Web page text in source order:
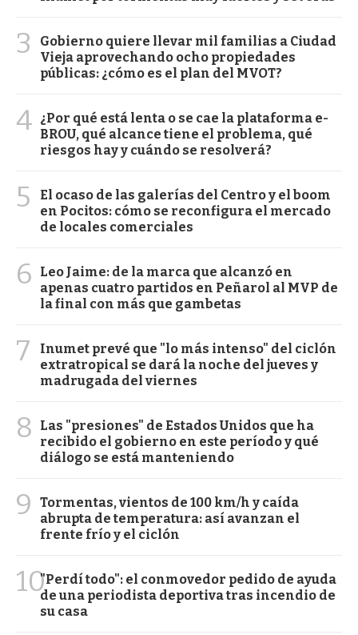
3
Gobierno quiere llevar mil familias a Ciudad
Vieja aprovechando ocho propiedades
públicas: ¿cómo es el plan del MVOT?
4 ¿Por qué está lenta o se cae la plataforma e-
BROU, qué alcance tiene el problema, qué
riesgos hay y cuándo se resolverá?
5
El ocaso de las galerías del Centro y el boom
en Pocitos: cómo se reconfigura el mercado
de locales comerciales
6
Leo Jaime: de la marca que alcanzó en
apenas cuatro partidos en Peñarol al MVP de
la final con más que gambetas
7
Inumet prevé que "lo más intenso" del ciclón
extratropical se dará la noche del jueves y
madrugada del viernes
8
Las "presiones" de Estados Unidos que ha
recibido el gobierno en este período y qué
diálogo se está manteniendo
9
Tormentas, vientos de 100 km/h y caída
abrupta de temperatura: así avanzan el
frente frío y el ciclón
10"Perdí todo": el conmovedor pedido de ayuda
de una periodista deportiva tras incendio de
su casa